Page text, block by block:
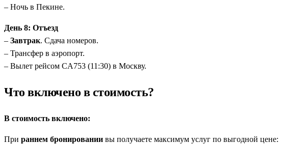
– Ночь в Пекине.
День 8: Отъезд
– Завтрак. Сдача номеров.
– Трансфер в аэропорт.
– Вылет рейсом CA753 (11:30) в Москву.
Что включено в стоимость?
В стоимость включено:
При раннем бронировании вы получаете максимум услуг по выгодной цене: